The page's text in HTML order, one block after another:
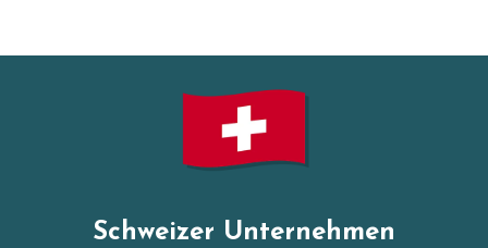
Schweizer Unternehmen